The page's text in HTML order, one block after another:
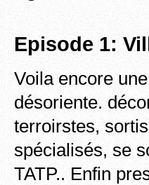
Episode 1:
Voila encore
désoriente.
terroirstes,
spécialisés, se
TATP.. Enfin